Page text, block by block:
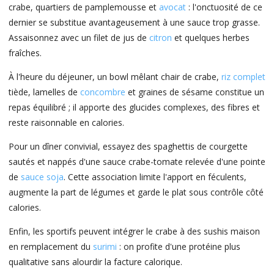
crabe, quartiers de pamplemousse et avocat : l'onctuosité de ce
dernier se substitue avantageusement à une sauce trop grasse.
Assaisonnez avec un filet de jus de citron et quelques herbes
fraîches.
À l'heure du déjeuner, un bowl mêlant chair de crabe, riz complet
tiède, lamelles de concombre et graines de sésame constitue un
repas équilibré ; il apporte des glucides complexes, des fibres et
reste raisonnable en calories.
Pour un dîner convivial, essayez des spaghettis de courgette
sautés et nappés d'une sauce crabe-tomate relevée d'une pointe
de sauce soja. Cette association limite l'apport en féculents,
augmente la part de légumes et garde le plat sous contrôle côté
calories.
Enfin, les sportifs peuvent intégrer le crabe à des sushis maison
en remplacement du surimi : on profite d'une protéine plus
qualitative sans alourdir la facture calorique.